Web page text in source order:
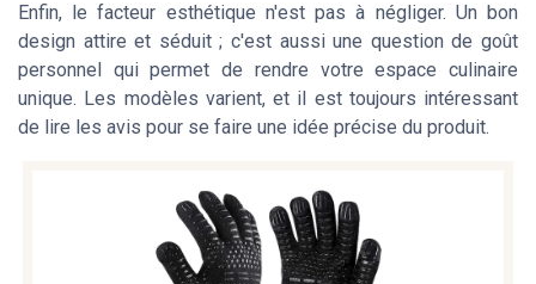
Enfin, le facteur esthétique n'est pas à négliger. Un bon
design attire et séduit ; c'est aussi une question de goût
personnel qui permet de rendre votre espace culinaire
unique. Les modèles varient, et il est toujours intéressant
de lire les avis pour se faire une idée précise du produit.